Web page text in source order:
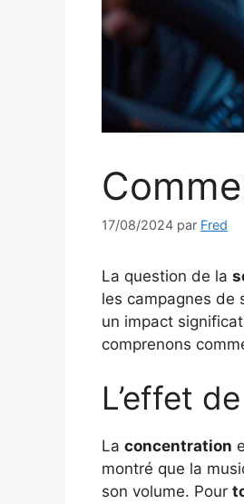
17/08/2024 par Fred
La question de la
les campagnes de
un impact
comprenons
L’effet
La concentration
montré que la
son volume. Pour